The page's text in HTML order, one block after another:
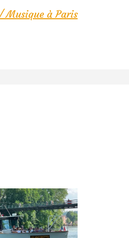
Musique à Paris